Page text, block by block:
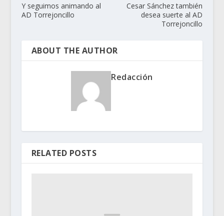
Y seguimos animando al
AD Torrejoncillo
Cesar Sánchez también
desea suerte al AD
Torrejoncillo
ABOUT THE AUTHOR
Redacción
RELATED POSTS